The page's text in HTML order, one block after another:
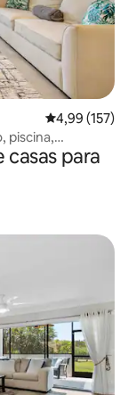
4,99 de uma
4,99 (157)
piscina,
para